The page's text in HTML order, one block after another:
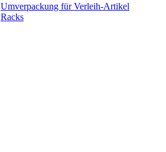
Umverpackung für Verleih-Artikel
Racks